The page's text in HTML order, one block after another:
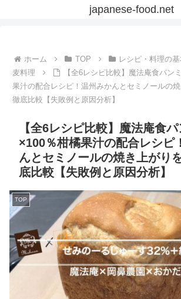
japanese-food.net
ホーム TOP レシピ・料理の基
麦料理
【全6レシピ比較】魔法庵食パン
果汁の配合レシピ！温州みかんとセミノールの
徹底比較【失敗例と原因分析】
【全6レシピ比較】魔法庵食
×100％柑橘果汁の配合レシピ
んとセミノールの焼き上がり
底比較【失敗例と原因分析】
TOP